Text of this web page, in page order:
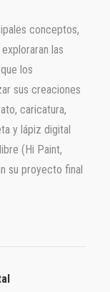
conceptos,
las
los
sus creaciones
caricatura,
y lápiz digital
(Hi Paint,
su proyecto final